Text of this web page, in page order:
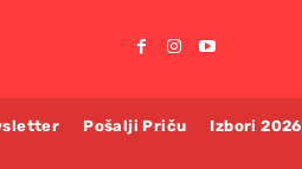
Pošalji Priču Izbori 2026